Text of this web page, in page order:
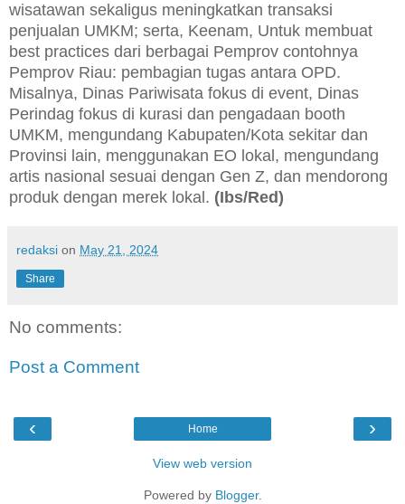
wisatawan sekaligus meningkatkan transaksi
penjualan UMKM; serta, Keenam, Untuk membuat
best practices dari berbagai Pemprov contohnya
Pemprov Riau: pembagian tugas antara OPD.
Misalnya, Dinas Pariwisata fokus di event, Dinas
Perindag fokus di kurasi dan pengadaan booth
UMKM, mengundang Kabupaten/Kota sekitar dan
Provinsi lain, menggunakan EO lokal, mengundang
artis nasional sesuai dengan Gen Z, dan mendorong
produk dengan merek lokal. (Ibs/Red)
redaksi on May 21, 2024
Share
No comments:
Post a Comment
‹ ›
Home
View web version
Powered by Blogger.